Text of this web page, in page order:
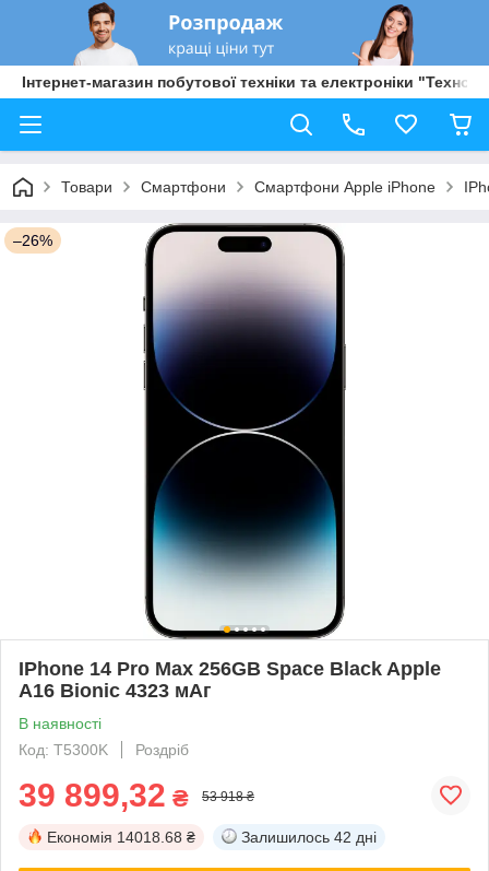
Інтернет-магазин побутової техніки та електроніки "Техно
Товари Смартфони Смартфони Apple iPhone
–26%
IPhone 14 Pro Max 256GB Space Black Apple
A16 Bionic 4323 мАг
В наявності
Код: T5300K
Роздріб
39 899,32 ₴ 53 918 ₴
Економія 14018.68 ₴ Залишилось 42 дні